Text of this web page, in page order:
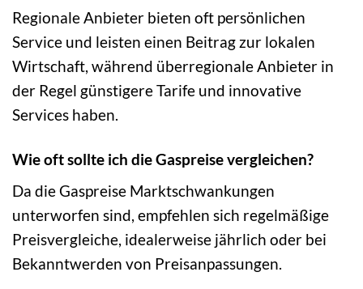
Regionale Anbieter bieten oft persönlichen
Service und leisten einen Beitrag zur lokalen
Wirtschaft, während überregionale Anbieter in
der Regel günstigere Tarife und innovative
Services haben.
Wie oft sollte ich die Gaspreise vergleichen?
Da die Gaspreise Marktschwankungen
unterworfen sind, empfehlen sich regelmäßige
Preisvergleiche, idealerweise jährlich oder bei
Bekanntwerden von Preisanpassungen.